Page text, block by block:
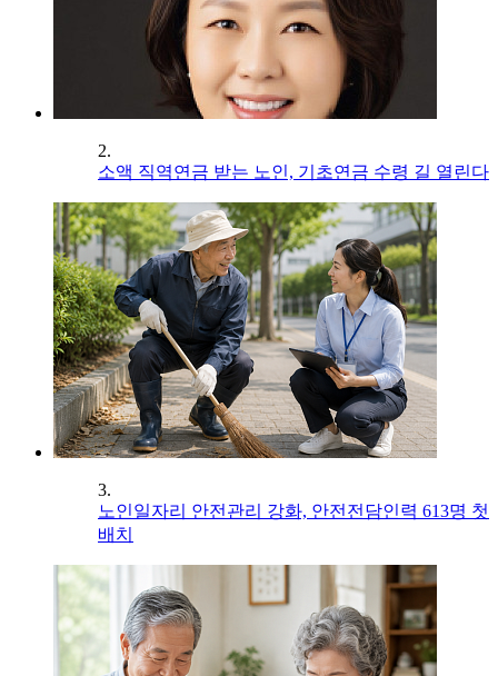
2.
소액 직역연금 받는 노인, 기초연금 수령 길 열린다
3.
노인일자리 안전관리 강화, 안전전담인력 613명 첫
배치